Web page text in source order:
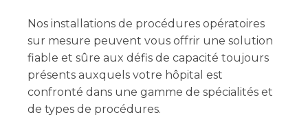
Nos installations de procédures opératoires
sur mesure peuvent vous offrir une solution
fiable et sûre aux défis de capacité toujours
présents auxquels votre hôpital est
confronté dans une gamme de spécialités et
de types de procédures.